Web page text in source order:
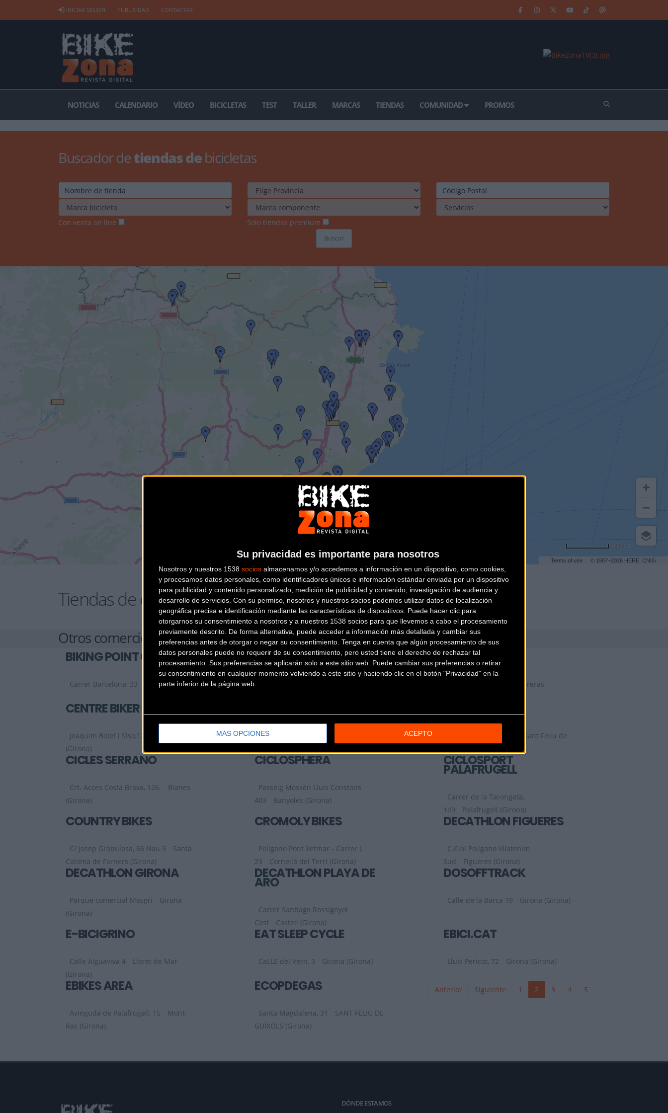
Su privacidad es importante para nosotros
Nosotros y nuestros 1538 socios almacenamos y/o accedemos a información en un dispositivo, como cookies,
y procesamos datos personales, como identificadores únicos e información estándar enviada por un dispositivo
para publicidad y contenido personalizado, medición de publicidad y contenido, investigación de audiencia y
desarrollo de servicios. Con su permiso, nosotros y nuestros socios podemos utilizar datos de localización
geográfica precisa e identificación mediante las características de dispositivos. Puede hacer clic para
otorgarnos su consentimiento a nosotros y a nuestros 1538 socios para que llevemos a cabo el procesamiento
previamente descrito. De forma alternativa, puede acceder a información más detallada y cambiar sus
preferencias antes de otorgar o negar su consentimiento. Tenga en cuenta que algún procesamiento de sus
datos personales puede no requerir de su consentimiento, pero usted tiene el derecho de rechazar tal
procesamiento. Sus preferencias se aplicarán solo a este sitio web. Puede cambiar sus preferencias o retirar
su consentimiento en cualquier momento volviendo a este sitio y haciendo clic en el botón "Privacidad" en la
parte inferior de la página web.
MÁS OPCIONES ACEPTO
INICIAR SESIÓN PUBLICIDAD CONTACTAR
NOTICIAS CALENDARIO VÍDEO BICICLETAS TEST TALLER MARCAS TIENDAS COMUNIDAD PROMOS
Buscador detiendas debicicletas
Con venta on line Solo tiendas premium
Buscar
Terms of use © 1987–2026 HERE, CNIG
20 km
Tiendas de ciclismo en Girona
Otros comercios
BIKING POINT GIRONA
Carrer Barcelona, 33 Girona (Girona)
BROKEN BIKES BURRICLETA
Carrer Bonaventura Carreras
CENTRE BIKER GIRONA
Joaquim Bolet i Siso,12
(Girona)
Carrer Angel Guimera,
Sant Feliu de
CICLES SERRANO
Crt. Acces Costa Brava, 126.
Blanes
(Girona)
CICLOSPHERA
Passeig Mossén Lluis Constans
403
Banyoles (Girona)
CICLOSPORT
PALAFRUGELL
Carrer de la Tarongeta,
149
Palafrugell (Girona)
COUNTRY BIKES
C/ Josep Grabulosa, 66 Nau 3
Santa
Coloma de Farners (Girona)
CROMOLY BIKES
Polígono Pont Xetmar - Carrer I,
23
Cornellá del Terri (Girona)
DECATHLON FIGUERES
C.Cial Polígono Vilatenim
Sud
Figueres (Girona)
DECATHLON GIRONA
Parque comercial Masgri
Girona
(Girona)
DECATHLON PLAYA DE
ARO
Carrer Santiago Rossignyol
Cast
Castell (Girona)
DOSOFFTRACK
Calle de la Barca 19 Girona (Girona)
E-BICIGRINO
Calle Aiguaviva 4
Lloret de Mar
(Girona)
EAT SLEEP CYCLE
CaLLE del Vern, 3 Girona (Girona)
EBICI.CAT
LluIs Pericot, 72 Girona (Girona)
EBIKES AREA
Avinguda de Palafrugell, 15
Mont-
Ras (Girona)
ECOPDEGAS
Santa Magdalena, 31
SANT FELIU DE
GUÍXOLS (Girona)
Anterior Siguiente 1 2 3 4 5
DÓNDE ESTAMOS